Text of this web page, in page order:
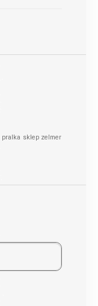
pralka sklep zelmer